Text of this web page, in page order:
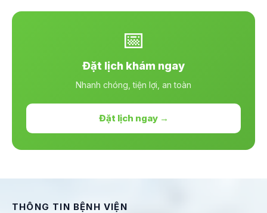
📅
Đặt lịch khám ngay
Nhanh chóng, tiện lợi, an toàn
Đặt lịch ngay →
THÔNG TIN BỆNH VIỆN